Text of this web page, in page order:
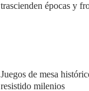
trascienden épocas y
Juegos de mesa
resistido milenios